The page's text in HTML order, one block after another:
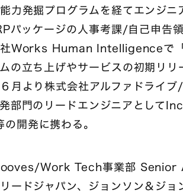
力発掘プログラムを経てエンジニ
パッケージの人事考課/自己申告
社Works Human Intelligenceで
の立ち上げやサービスの初期リ
月より株式会社アルファドライ
部門のリードエンジニアとして
開発に携わる。
Work Tech事業部
ードジャパン、ジョンソン＆ジョ